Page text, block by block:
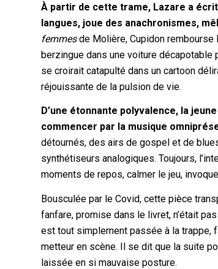
À partir de cette trame, Lazare a
langues, joue des anachronismes,
femmesde Molière, Cupidon rembourse
berzingue dans une voiture décapotable
se croirait catapulté dans un cartoon
réjouissante de la pulsion de vie.
D’une étonnante polyvalence, la
commencer par la musique
détournés, des airs de gospel et de
synthétiseurs analogiques. Toujours,
moments de repos, calmer le jeu,
Bousculée par le Covid, cette pièce
fanfare, promise dans le livret, n’était
est tout simplement passée à la trappe,
metteur en scène. Il se dit que la suite
laissée en si mauvaise posture.